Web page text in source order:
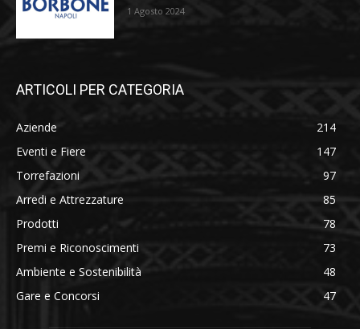
1 Agosto 2024
ARTICOLI PER CATEGORIA
Aziende
214
Eventi e Fiere
147
Torrefazioni
97
Arredi e Attrezzature
85
Prodotti
78
Premi e Riconoscimenti
73
Ambiente e Sostenibilità
48
Gare e Concorsi
47